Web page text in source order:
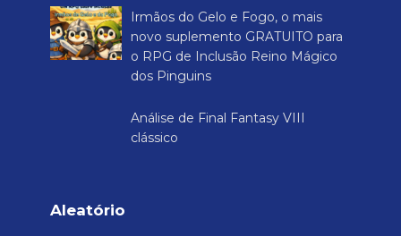
Irmãos do Gelo e Fogo, o mais
novo suplemento GRATUITO para
o RPG de Inclusão Reino Mágico
dos Pinguins
Análise de Final Fantasy VIII
clássico
Aleatório